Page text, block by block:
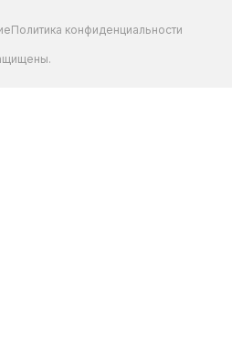
Политика конфиденциальности